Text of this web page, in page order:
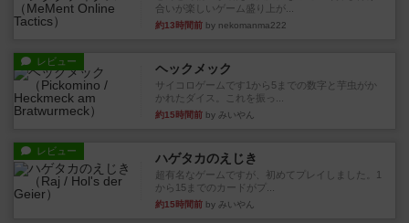
合いが楽しいゲーム盛り上が...
約13時間前 by nekomanma222
レビュー ヘックメック
サイコロゲームです1から5までの数字と芋虫がか
かれたダイス。これを振っ...
約15時間前 by みいやん
レビュー ハゲタカのえじき
超有名なゲームですが、初めてプレイしました。1
から15までのカードがプ...
約15時間前 by みいやん